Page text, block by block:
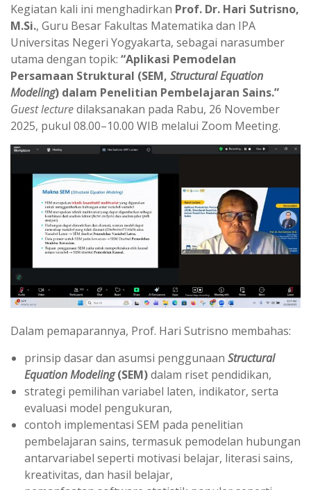
Kegiatan kali ini menghadirkan Prof. Dr. Hari Sutrisno,
M.Si., Guru Besar Fakultas Matematika dan IPA
Universitas Negeri Yogyakarta, sebagai narasumber
utama dengan topik: “Aplikasi Pemodelan
Persamaan Struktural (SEM, Structural Equation
Modeling) dalam Penelitian Pembelajaran Sains.”
Guest lecturedilaksanakan pada Rabu, 26 November
2025, pukul 08.00–10.00 WIB melalui Zoom Meeting.
Dalam pemaparannya, Prof. Hari Sutrisno membahas:
prinsip dasar dan asumsi penggunaan Structural
Equation Modeling(SEM)dalam riset pendidikan,
strategi pemilihan variabel laten, indikator, serta
evaluasi model pengukuran,
contoh implementasi SEM pada penelitian
pembelajaran sains, termasuk pemodelan hubungan
antarvariabel seperti motivasi belajar, literasi sains,
kreativitas, dan hasil belajar,